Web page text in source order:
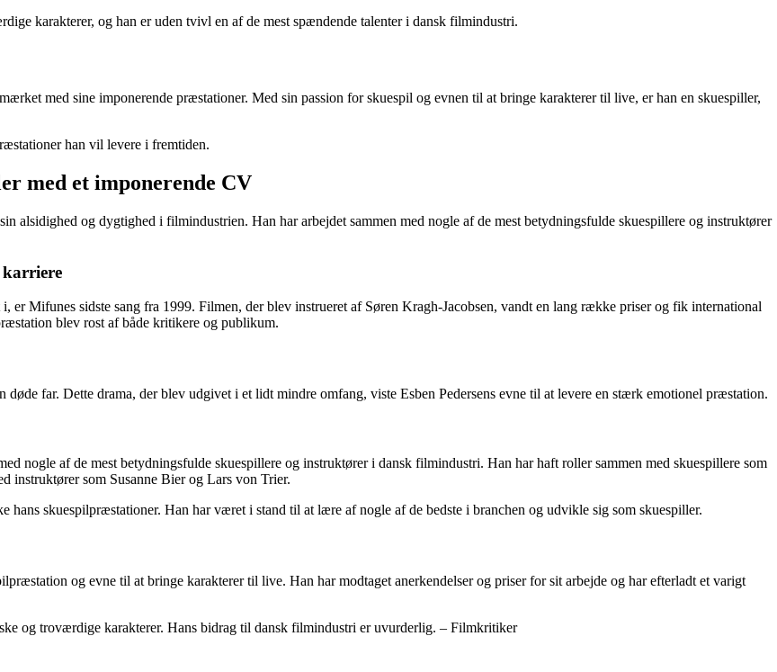
karakterer, og han er uden tvivl en af de mest spændende talenter i dansk filmindustri.
med sine imponerende præstationer. Med sin passion for skuespil og evnen til at bringe karakterer til live, er han en skuespiller,
han vil levere i fremtiden.
med et imponerende CV
alsidighed og dygtighed i filmindustrien. Han har arbejdet sammen med nogle af de mest betydningsfulde skuespillere og instruktører
karriere
er Mifunes sidste sang fra 1999. Filmen, der blev instrueret af Søren Kragh-Jacobsen, vandt en lang række priser og fik international
blev rost af både kritikere og publikum.
far. Dette drama, der blev udgivet i et lidt mindre omfang, viste Esben Pedersens evne til at levere en stærk emotionel præstation.
nogle af de mest betydningsfulde skuespillere og instruktører i dansk filmindustri. Han har haft roller sammen med skuespillere som
instruktører som Susanne Bier og Lars von Trier.
hans skuespilpræstationer. Han har været i stand til at lære af nogle af de bedste i branchen og udvikle sig som skuespiller.
og evne til at bringe karakterer til live. Han har modtaget anerkendelser og priser for sit arbejde og har efterladt et varigt
og troværdige karakterer. Hans bidrag til dansk filmindustri er uvurderlig. – Filmkritiker